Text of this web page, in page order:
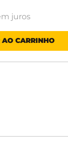
juros
CARRINHO